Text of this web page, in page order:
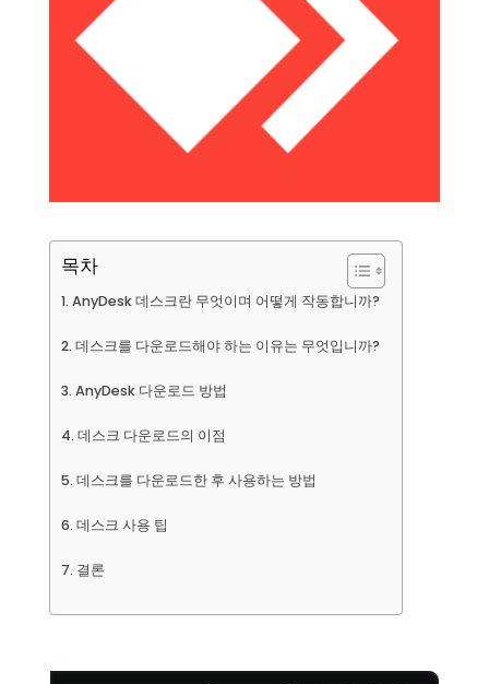
목차
AnyDesk 데스크란 무엇이며 어떻게 작동합니까?
데스크를 다운로드해야 하는 이유는 무엇입니까?
AnyDesk 다운로드 방법
데스크 다운로드의 이점
데스크를 다운로드한 후 사용하는 방법
데스크 사용 팁
결론